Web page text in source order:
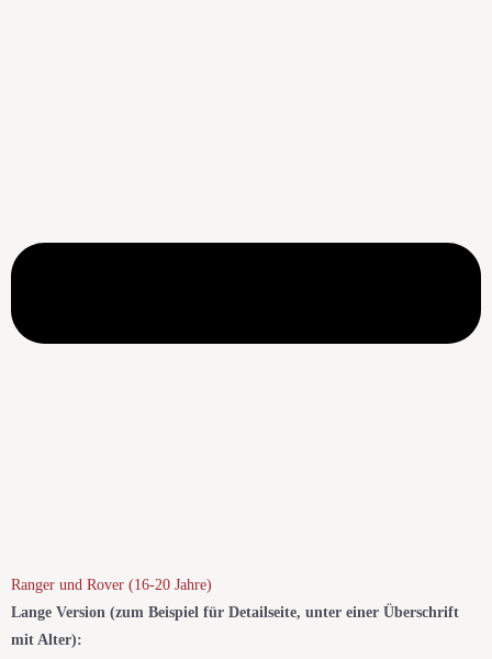
Ranger und Rover (16-20 Jahre)​
Lange Version (zum Beispiel für Detailseite, unter einer Überschrift
mit Alter):